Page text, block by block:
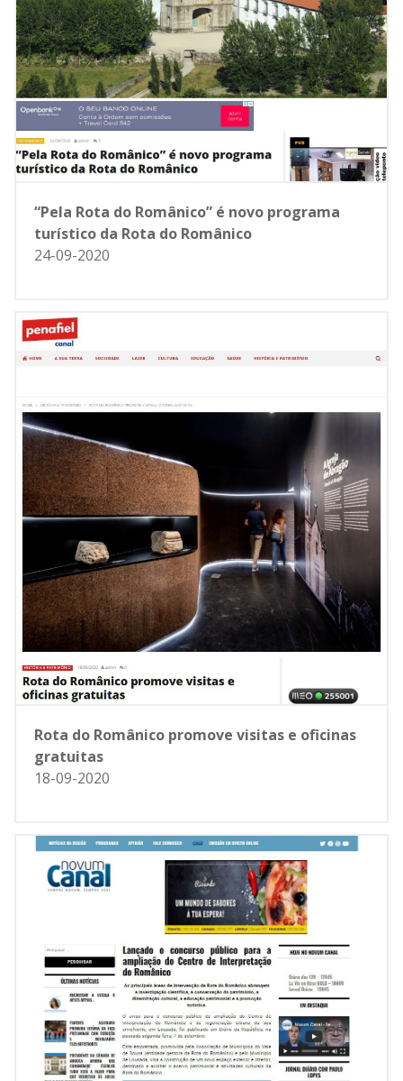
“Pela Rota do Românico” é novo programa
turístico da Rota do Românico
24-09-2020
Rota do Românico promove visitas e oficinas
gratuitas
18-09-2020